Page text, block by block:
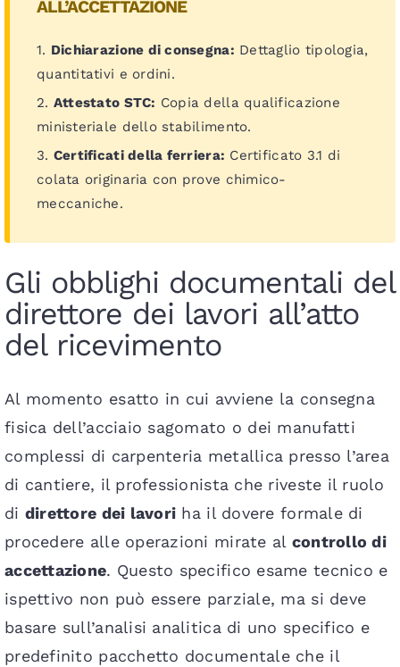
ALL’ACCETTAZIONE
1. Dichiarazione di consegna: Dettaglio tipologia,
quantitativi e ordini.
2. Attestato STC: Copia della qualificazione
ministeriale dello stabilimento.
3. Certificati della ferriera: Certificato 3.1 di
colata originaria con prove chimico-
meccaniche.
Gli obblighi documentali del
direttore dei lavori all’atto
del ricevimento
Al momento esatto in cui avviene la consegna
fisica dell’acciaio sagomato o dei manufatti
complessi di carpenteria metallica presso l’area
di cantiere, il professionista che riveste il ruolo
di direttore dei lavori ha il dovere formale di
procedere alle operazioni mirate al controllo di
accettazione. Questo specifico esame tecnico e
ispettivo non può essere parziale, ma si deve
basare sull’analisi analitica di uno specifico e
predefinito pacchetto documentale che il